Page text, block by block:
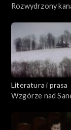
Rozwydrzony
Gałczyńskim
Literatura i prasa
Wzgórze nad